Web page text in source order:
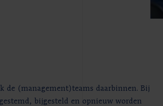
de (management)teams daarbinnen. Bij
bijgesteld en opnieuw worden